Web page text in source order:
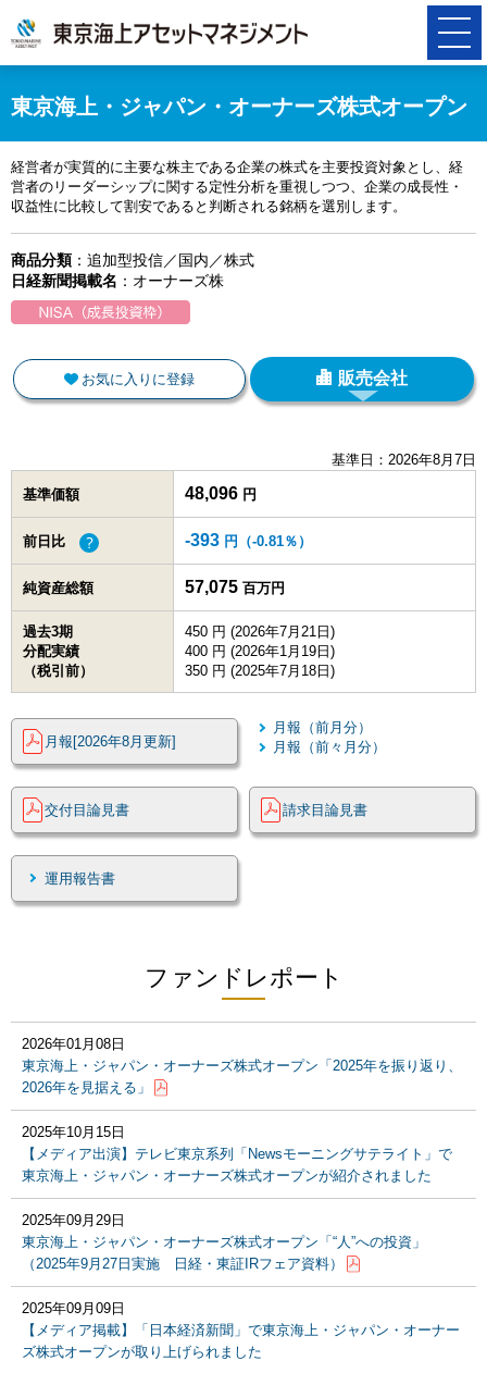
東京海上・ジャパン・オーナーズ株式オープン
経営者が実質的に主要な株主である企業の株式を主要投資対象とし、経
営者のリーダーシップに関する定性分析を重視しつつ、企業の成長性・
収益性に比較して割安であると判断される銘柄を選別します。
商品分類 ：追加型投信／国内／株式
日経新聞掲載名 ：オーナーズ株
お気に入りに登録 販売会社
基準日： 2026年8月7日
基準価額 48,096 円
前日比 -393 円（-0.81％）
純資産総額 57,075 百万円
過去3期
分配実績
（税引前）
450 円 (2026年7月21日)
400 円 (2026年1月19日)
350 円 (2025年7月18日)
月報[2026年8月更新]
月報（前月分）
月報（前々月分）
交付目論見書 請求目論見書
運用報告書
ファンドレポート
2026年01月08日
東京海上・ジャパン・オーナーズ株式オープン「2025年を振り返り、
2026年を見据える」
2025年10月15日
【メディア出演】テレビ東京系列「Newsモーニングサテライト」で
東京海上・ジャパン・オーナーズ株式オープンが紹介されました
2025年09月29日
東京海上・ジャパン・オーナーズ株式オープン「“人”への投資」
（2025年9月27日実施 日経・東証IRフェア資料）
2025年09月09日
【メディア掲載】「日本経済新聞」で東京海上・ジャパン・オーナー
ズ株式オープンが取り上げられました